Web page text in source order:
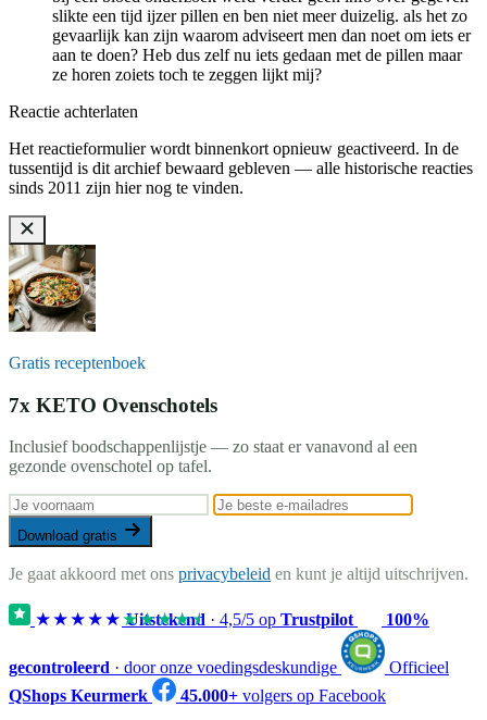
slikte een tijd ijzer pillen en ben niet meer duizelig. als het zo
gevaarlijk kan zijn waarom adviseert men dan noet om iets er
aan te doen? Heb dus zelf nu iets gedaan met de pillen maar
ze horen zoiets toch te zeggen lijkt mij?
Reactie achterlaten
Het reactieformulier wordt binnenkort opnieuw geactiveerd. In de
tussentijd is dit archief bewaard gebleven — alle historische reacties
sinds 2011 zijn hier nog te vinden.
Gratis receptenboek
7x KETO Ovenschotels
Inclusief boodschappenlijstje — zo staat er vanavond al een
gezonde ovenschotel op tafel.
Download gratis
Je gaat akkoord met ons privacybeleid en kunt je altijd uitschrijven.
★★★★★★★★★★
Uitstekend · 4,5/5 op Trustpilot 100%
gecontroleerd · door onze voedingsdeskundige
Officieel
QShops Keurmerk
45.000+ volgers op Facebook